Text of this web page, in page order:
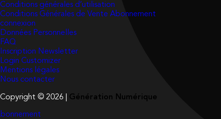
Conditions générales d’utilisation
Conditions Générales de Vente Abonnement
connexion
Données Personnelles
FAQ
Inscription Newsletter
Login Customizer
Mentions légales
Nous contacter
Copyright © 2026 | Génération Numérique